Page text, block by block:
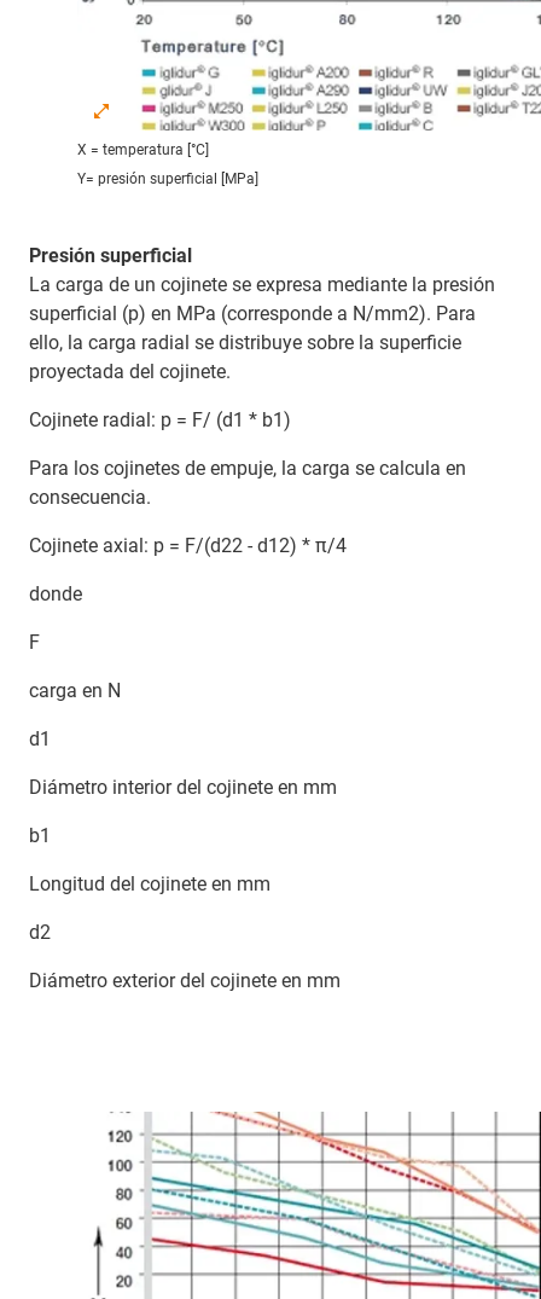
X = temperatura [°C]
Y= presión superficial [MPa]
Presión superficial
La carga de un cojinete se expresa mediante la presión
superficial (p) en MPa (corresponde a N/mm2). Para
ello, la carga radial se distribuye sobre la superficie
proyectada del cojinete.
Cojinete radial: p = F/ (d1 * b1)
Para los cojinetes de empuje, la carga se calcula en
consecuencia.
Cojinete axial: p = F/(d22 - d12) * π/4
donde
F
carga en N
d1
Diámetro interior del cojinete en mm
b1
Longitud del cojinete en mm
d2
Diámetro exterior del cojinete en mm